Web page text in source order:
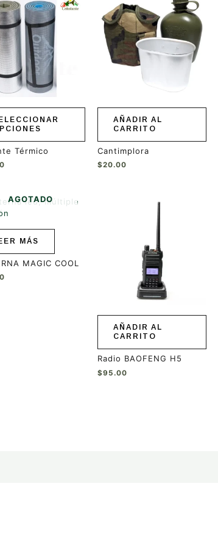
Térmico
AÑADIR AL
CARRITO
Cantimplora
$20.00
AGOTADO
MÁS
MAGIC COOL
AÑADIR AL
CARRITO
Radio BAOFENG H5
$95.00